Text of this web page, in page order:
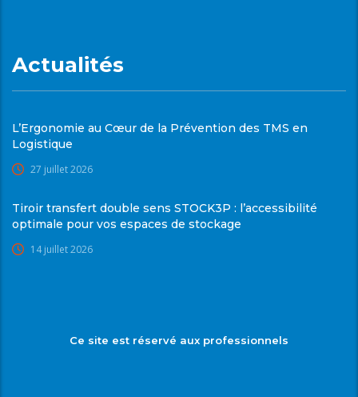
Actualités
L’Ergonomie au Cœur de la Prévention des TMS en
Logistique
27 juillet 2026
Tiroir transfert double sens STOCK3P : l’accessibilité
optimale pour vos espaces de stockage
14 juillet 2026
Ce site est réservé aux professionnels